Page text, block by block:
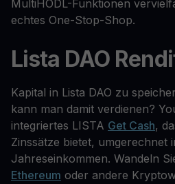
MultiHODL-Funktionen
echtes One-Stop-Shop.
Lista DAO
Kapital in Lista DAO zu
kann man damit verdienen?
integriertes LISTA Get Cash,
Zinssätze bietet, umgerechnet
Jahreseinkommen. Wandeln
Ethereum oder andere